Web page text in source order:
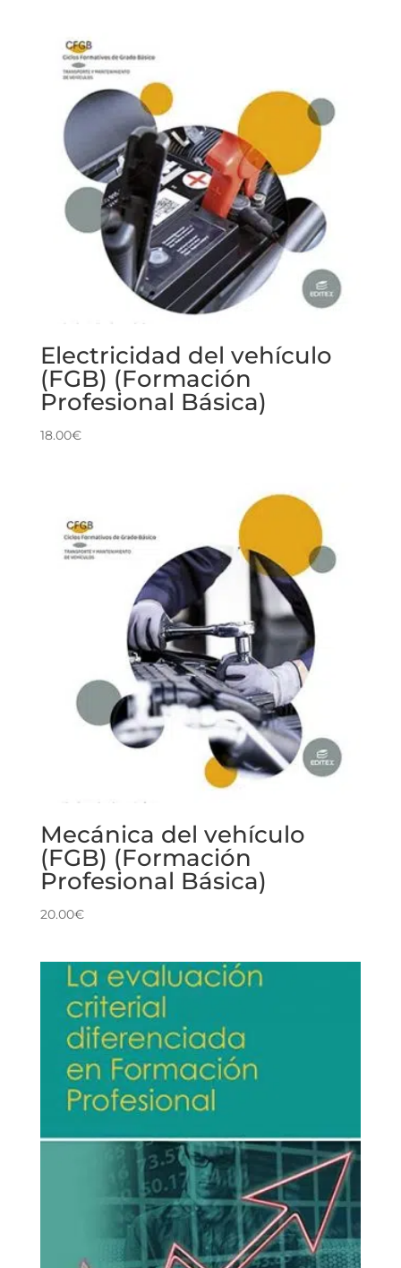
Electricidad del vehículo
(FGB) (Formación
Profesional Básica)
18.00€
Mecánica del vehículo
(FGB) (Formación
Profesional Básica)
20.00€